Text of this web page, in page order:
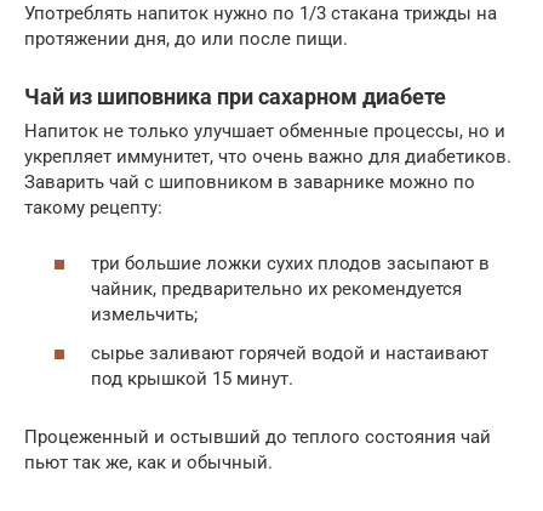
Употреблять напиток нужно по 1/3 стакана трижды на
протяжении дня, до или после пищи.
Чай из шиповника при сахарном диабете
Напиток не только улучшает обменные процессы, но и
укрепляет иммунитет, что очень важно для диабетиков.
Заварить чай с шиповником в заварнике можно по
такому рецепту:
три большие ложки сухих плодов засыпают в
чайник, предварительно их рекомендуется
измельчить;
сырье заливают горячей водой и настаивают
под крышкой 15 минут.
Процеженный и остывший до теплого состояния чай
пьют так же, как и обычный.